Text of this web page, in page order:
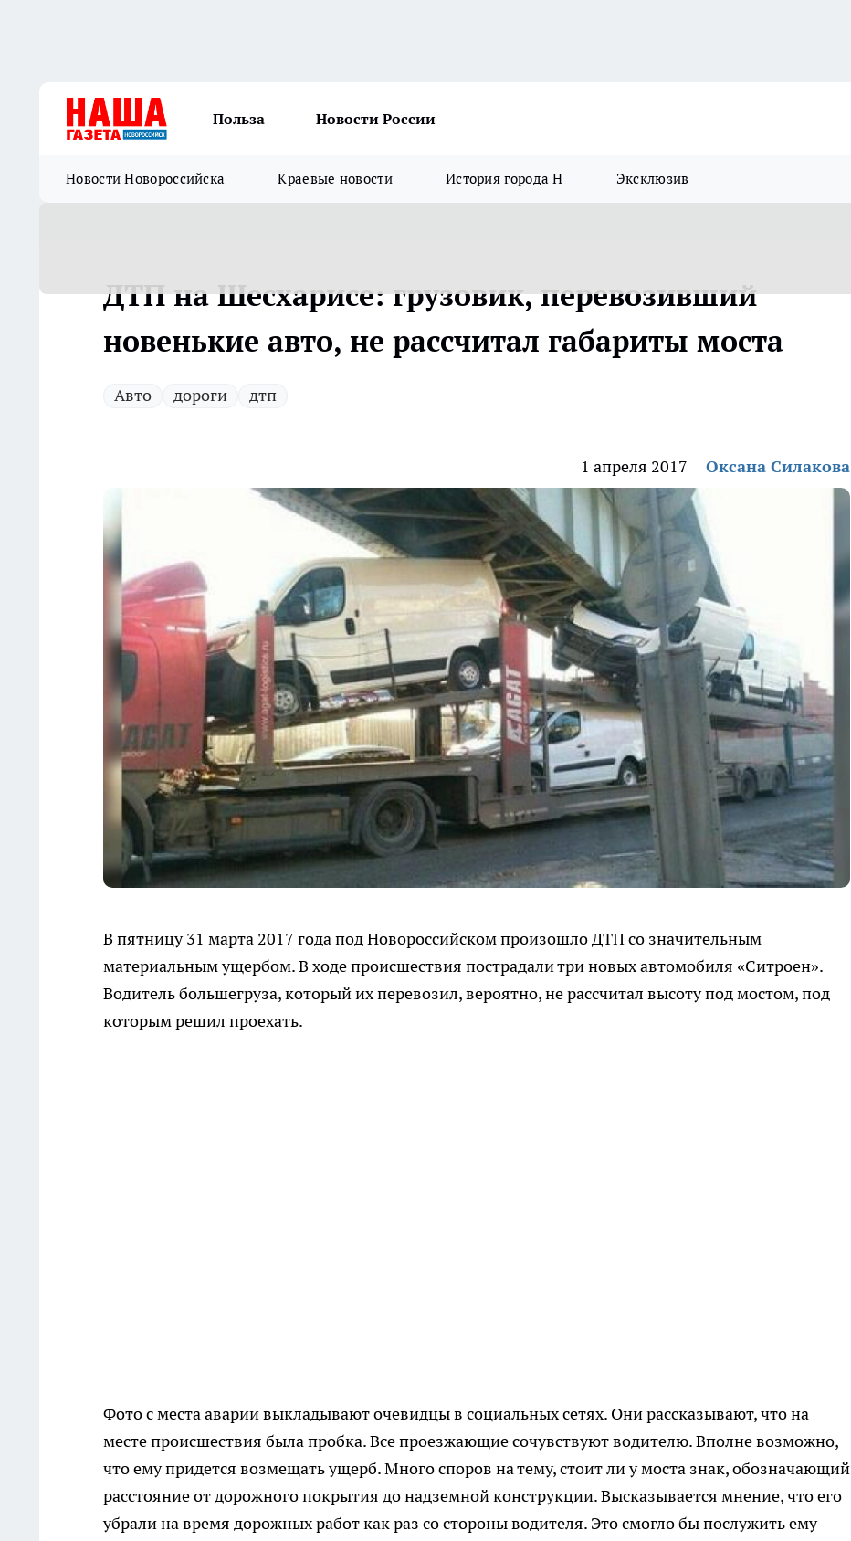
Польза Новости России
Новости Новороссийска Краевые новости История города Н Эксклюзив
ДТП на Шесхарисе: грузовик, перевозивший
новенькие авто, не рассчитал габариты моста
Авто дороги дтп
1 апреля 2017 Оксана Силакова
В пятницу 31 марта 2017 года под Новороссийском произошло ДТП со значительным
материальным ущербом. В ходе происшествия пострадали три новых автомобиля «Ситроен».
Водитель большегруза, который их перевозил, вероятно, не рассчитал высоту под мостом, под
которым решил проехать.
Фото с места аварии выкладывают очевидцы в социальных сетях. Они рассказывают, что на
месте происшествия была пробка. Все проезжающие сочувствуют водителю. Вполне возможно,
что ему придется возмещать ущерб. Много споров на тему, стоит ли у моста знак, обозначающий
расстояние от дорожного покрытия до надземной конструкции. Высказывается мнение, что его
убрали на время дорожных работ как раз со стороны водителя. Это смогло бы послужить ему